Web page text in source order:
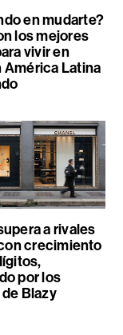
en mudarte?
los mejores
vivir en
América Latina
a rivales
crecimiento
por los
Blazy